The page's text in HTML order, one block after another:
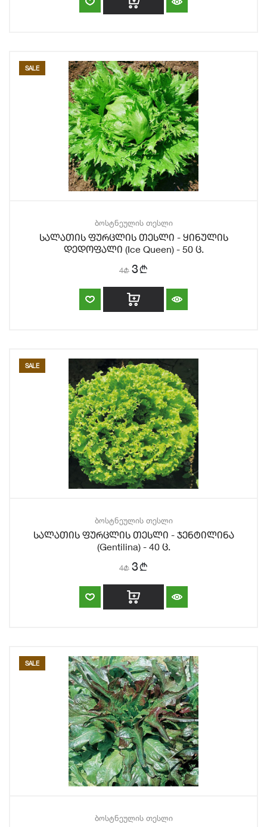
SALE
ბოსტნეულის თესლი
სალათის ფურცლის თესლი - ყინულის
დედოფალი (Ice Queen) - 50 ც.
4b 3b
SALE
ბოსტნეულის თესლი
სალათის ფურცლის თესლი - ჯენტილინა
(Gentilina) - 40 ც.
4b 3b
SALE
ბოსტნეულის თესლი